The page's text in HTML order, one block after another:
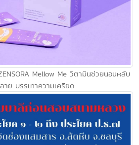
Mellow Me วิตามินช่วยนอนหลับ
าย บรรเทาความเครียด